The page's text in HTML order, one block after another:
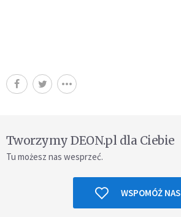
Tworzymy DEON.pl dla Ciebie
Tu możesz nas wesprzeć.
WSPOMÓŻ NAS